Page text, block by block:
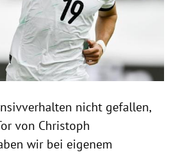
nicht gefallen,
von Christoph
wir bei eigenem